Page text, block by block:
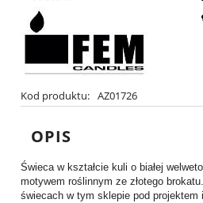
Kod produktu: AZ01726
OPIS
Świeca w kształcie kuli o białej
motywem roślinnym ze złotego
świecach w tym sklepie pod projektem